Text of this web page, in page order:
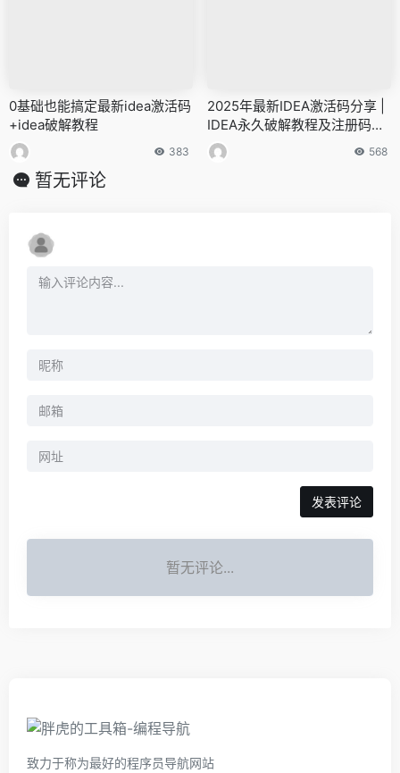
0基础也能搞定最新idea激活码
+idea破解教程
383
2025年最新IDEA激活码分享 |
IDEA永久破解教程及注册码获
取指南
568
暂无评论
暂无评论...
致力于称为最好的程序员导航网站